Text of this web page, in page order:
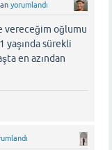
yorumlandı
vereceğim oğlumu
yaşında sürekli
en azından